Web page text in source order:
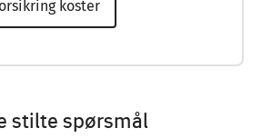
koster
stilte spørsmål